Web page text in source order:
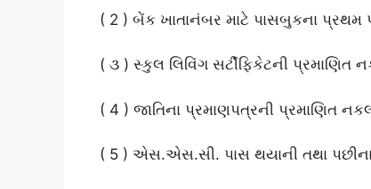
( 2 ) બેંક ખાતાનંબર માટે પાસબુકના પ્રથમ
( ૩ ) સ્કુલ લિવિંગ સર્ટીફિકેટની પ્રમાણિત
( 4 ) જાતિના પ્રમાણપત્રની પ્રમાણિત
( 5 ) એસ.એસ.સી. પાસ થયાની તથા પછીના